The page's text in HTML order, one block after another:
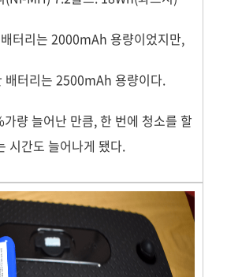
터리는 2000mAh 용량이었지만,
배터리는 2500mAh 용량이다.
량 늘어난 만큼, 한 번에 청소를 할
시간도 늘어나게 됐다.